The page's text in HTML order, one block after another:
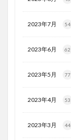
2023年7月 54
2023年6月 62
2023年5月 77
2023年4月 53
2023年3月 44